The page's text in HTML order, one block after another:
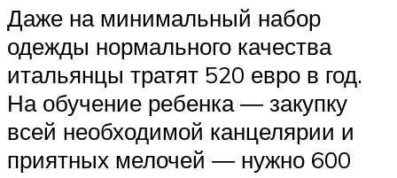
Даже на минимальный набор
одежды нормального качества
итальянцы тратят 520 евро в год.
На обучение ребенка ― закупку
всей необходимой канцелярии и
приятных мелочей ― нужно 600